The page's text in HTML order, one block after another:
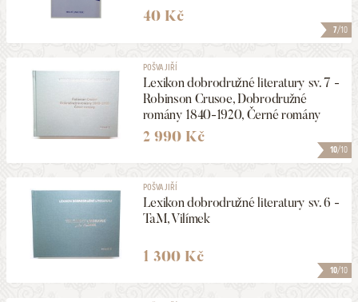
7/10
40 Kč
10/10
POŠVA JIŘÍ
Lexikon dobrodružné literatury sv. 7 -
Robinson Crusoe, Dobrodružné
romány 1840-1920, Černé romány
2 990 Kč
10/10
POŠVA JIŘÍ
Lexikon dobrodružné literatury sv. 6 -
TaM, Vilímek
1 300 Kč